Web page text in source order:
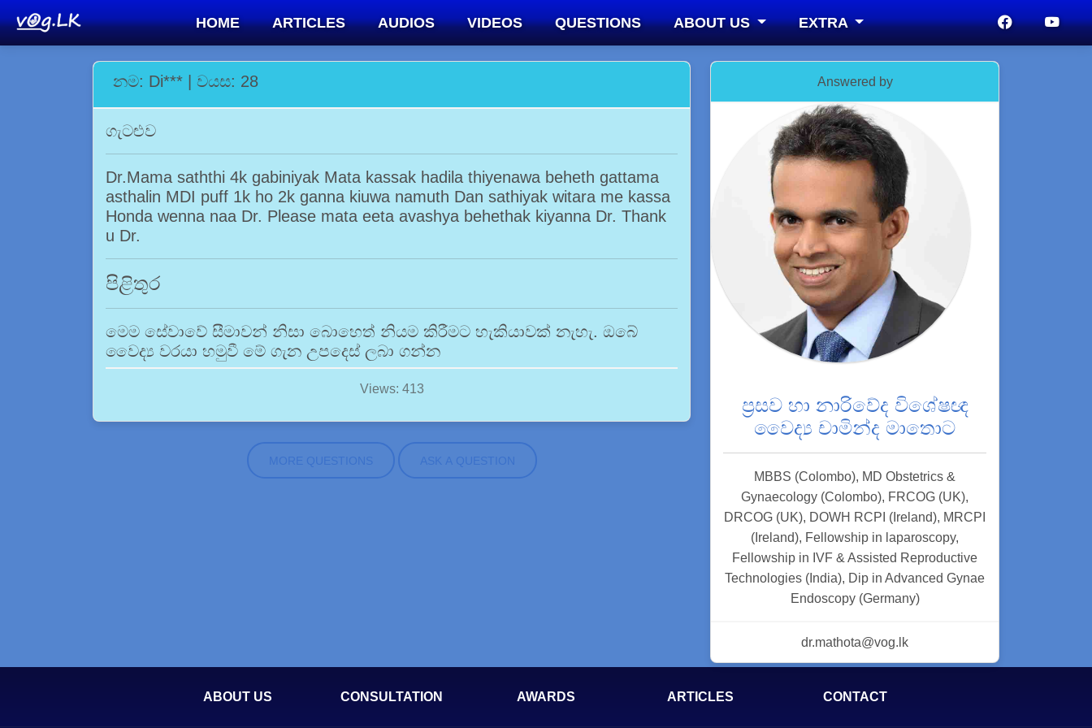
HOME ARTICLES AUDIOS VIDEOS QUESTIONS ABOUT US EXTRA
නම: Di*** | වයස: 28
ගැටළුව
Dr.Mama saththi 4k gabiniyak Mata kassak hadila thiyenawa beheth gattama
asthalin MDI puff 1k ho 2k ganna kiuwa namuth Dan sathiyak witara me kassa
Honda wenna naa Dr. Please mata eeta avashya behethak kiyanna Dr. Thank
u Dr.
පිළිතුර
මෙම සේවාවේ සීමාවන් නිසා බොහෙත් නියම කිරීමට හැකියාවක් නැහැ. ඔබේ
වෛද්‍ය වරයා හමුවී මේ ගැන උපදෙස් ලබා ගන්න
Views: 413
MORE QUESTIONS ASK A QUESTION
Answered by
ප්‍රසව හා නාරිවේද විශේෂඥ
වෛද්‍ය චාමින්ද මාතොට
MBBS (Colombo), MD Obstetrics &
Gynaecology (Colombo), FRCOG (UK),
DRCOG (UK), DOWH RCPI (Ireland), MRCPI
(Ireland), Fellowship in laparoscopy,
Fellowship in IVF & Assisted Reproductive
Technologies (India), Dip in Advanced Gynae
Endoscopy (Germany)
dr.mathota@vog.lk
ABOUT US CONSULTATION AWARDS ARTICLES CONTACT